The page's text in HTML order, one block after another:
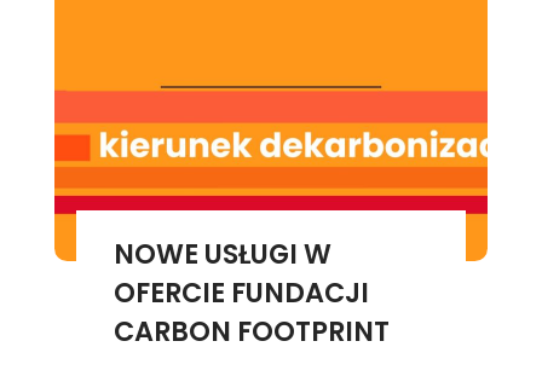
NOWE USŁUGI W
OFERCIE FUNDACJI
CARBON FOOTPRINT